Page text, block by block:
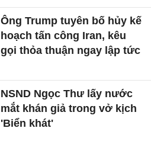
Ông Trump tuyên bố hủy kế
hoạch tấn công Iran, kêu
gọi thỏa thuận ngay lập tức
NSND Ngọc Thư lấy nước
mắt khán giả trong vở kịch
'Biển khát'